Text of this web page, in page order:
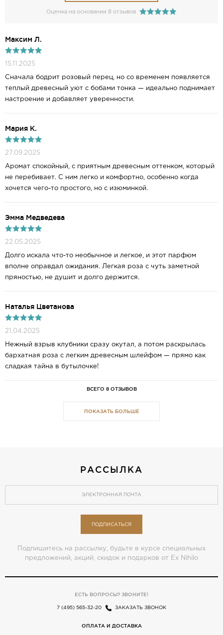
Оценка на основании 8 отзывов
Mаксим Л.
15.11.2025
Сначала бодрит розовый перец, но со временем появляется
теплый древесный уют с бобами тонка — идеально поднимает
настроение и добавляет уверенности.
Мария К.
27.09.2025
Аромат спокойный, с приятным древесным оттенком, который
не перебивает. С ним легко и комфортно, особенно когда
хочется чего-то простого, но с изюминкой.
Эмма Mедведева
22.05.2025
Долго искала что-то необычное и легкое, и этот парфюм
вполне оправдал ожидания. Легкая роза с чуть заметной
пряностью, не душит и долго держится.
Наталья Цветанова
21.04.2025
Нежный взрыв клубники сразу окутал, а потом раскрылась
бархатная роза с легким древесным шлейфом — прямо как
сладкая тайна в бутылочке!
ВСЕГО 8 ОТЗЫВОВ
ПОКАЗАТЬ БОЛЬШЕ
РАССЫЛКА
ПОДПИСАТЬСЯ
Подпишитесь на рассылку, будьте в курсе специальных
предложений, акций, скидок и подарков от Ex Nihilo
ЕСТЬ ВОПРОСЫ? ЗВОНИТЕ!
7 (495) 565-32-20 ЗАКАЗАТЬ ЗВОНОК
ОПЛАТА И ДОСТАВКА